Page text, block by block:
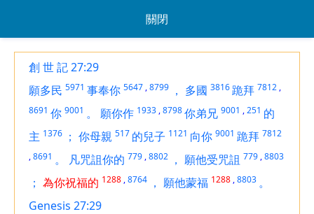
關閉
創 世 記 27:29
願多民 5971 事奉你 5647 ,8799 ， 多國 3816跪拜 7812 ,
8691 你 9001 。 願你作 1933 ,8798你弟兄 9001 ,251 的
主 1376 ； 你母親 517 的兒子 1121 向你 9001 跪拜 7812
,8691 。 凡咒詛你的 779 ,8802 ， 願他受咒詛 779 ,8803
； 為你祝福的 1288 ,8764 ， 願他蒙福 1288 ,8803 。
Genesis 27:29